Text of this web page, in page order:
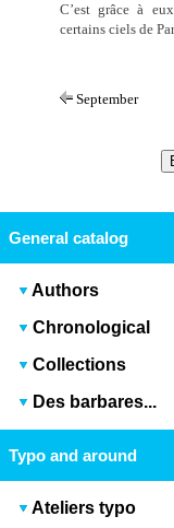
C’est grâce à
certains ciels de
September
General catalog
Authors
Chronological
Collections
Des barbares...
Typo and around
Ateliers typo